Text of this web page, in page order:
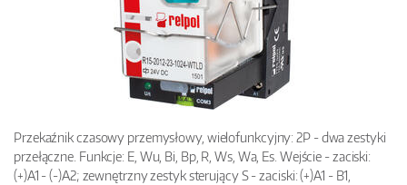
Przekaźnik czasowy przemysłowy, wielofunkcyjny: 2P - dwa zestyki
przełączne. Funkcje: E, Wu, Bi, Bp, R, Ws, Wa, Es. Wejście - zaciski:
(+)A1 - (-)A2; zewnętrzny zestyk sterujący S - zaciski: (+)A1 - B1,